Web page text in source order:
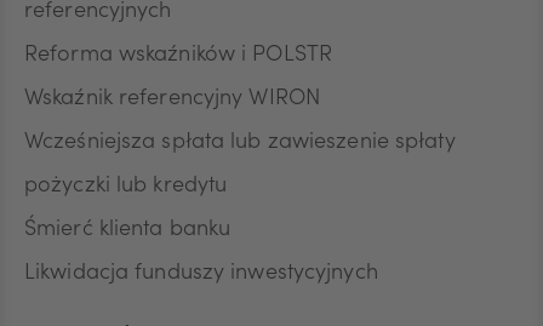
referencyjnych
Reforma wskaźników i POLSTR
Wskaźnik referencyjny WIRON
Wcześniejsza spłata lub zawieszenie spłaty
pożyczki lub kredytu
Śmierć klienta banku
Likwidacja funduszy inwestycyjnych